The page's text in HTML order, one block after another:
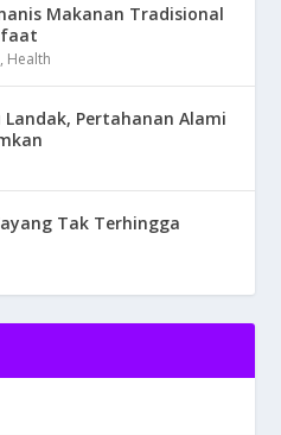
Makanan Tradisional
, Health
Landak, Pertahanan Alami
Tak Terhingga